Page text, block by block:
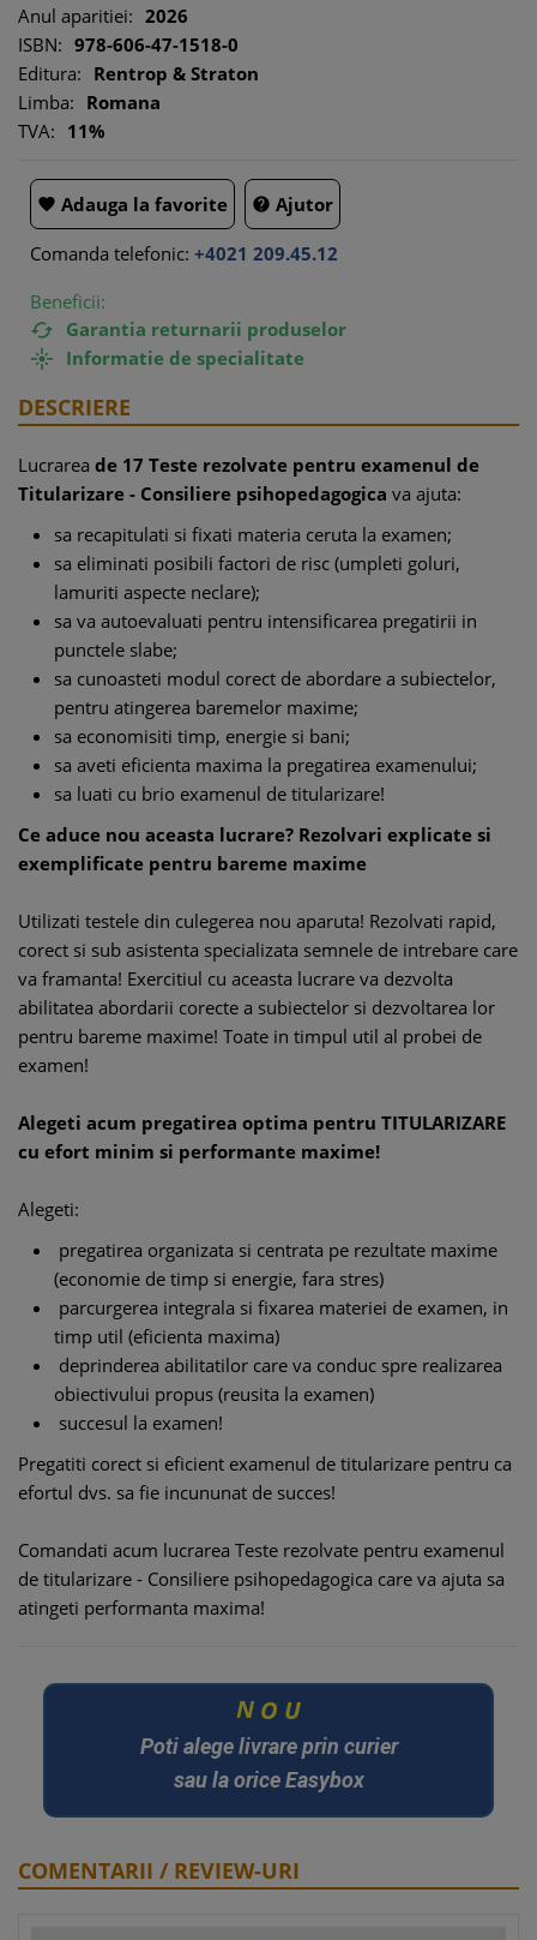
Anul aparitiei: 2026
ISBN: 978-606-47-1518-0
Editura: Rentrop & Straton
Limba: Romana
TVA: 11%
 Adauga la favorite  Ajutor
Comanda telefonic: +4021 209.45.12
Beneficii:
 Garantia returnarii produselor
 Informatie de specialitate
DESCRIERE
Lucrarea de 17 Teste rezolvate pentru examenul de
Titularizare - Consiliere psihopedagogica va ajuta:
sa recapitulati si fixati materia ceruta la examen;
sa eliminati posibili factori de risc (umpleti goluri,
lamuriti aspecte neclare);
sa va autoevaluati pentru intensificarea pregatirii in
punctele slabe;
sa cunoasteti modul corect de abordare a subiectelor,
pentru atingerea baremelor maxime;
sa economisiti timp, energie si bani;
sa aveti eficienta maxima la pregatirea examenului;
sa luati cu brio examenul de titularizare!
Ce aduce nou aceasta lucrare? Rezolvari explicate si
exemplificate pentru bareme maxime
Utilizati testele din culegerea nou aparuta! Rezolvati rapid,
corect si sub asistenta specializata semnele de intrebare care
va framanta! Exercitiul cu aceasta lucrare va dezvolta
abilitatea abordarii corecte a subiectelor si dezvoltarea lor
pentru bareme maxime! Toate in timpul util al probei de
examen!
Alegeti acum pregatirea optima pentru TITULARIZARE
cu efort minim si performante maxime!
Alegeti:
pregatirea organizata si centrata pe rezultate maxime
(economie de timp si energie, fara stres)
parcurgerea integrala si fixarea materiei de examen, in
timp util (eficienta maxima)
deprinderea abilitatilor care va conduc spre realizarea
obiectivului propus (reusita la examen)
succesul la examen!
Pregatiti corect si eficient examenul de titularizare pentru ca
efortul dvs. sa fie incununat de succes!
Comandati acum lucrarea Teste rezolvate pentru examenul
de titularizare - Consiliere psihopedagogica care va ajuta sa
atingeti performanta maxima!
N O U
Poti alege livrare prin curier
sau la orice Easybox
COMENTARII / REVIEW-URI